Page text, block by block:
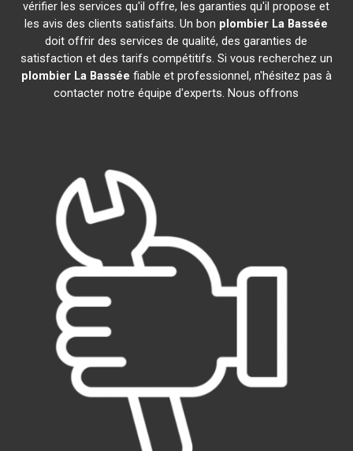
vérifier les services qu'il offre, les garanties qu'il propose et
les avis des clients satisfaits. Un bon plombier La Bassée
doit offrir des services de qualité, des garanties de
satisfaction et des tarifs compétitifs. Si vous recherchez un
plombier La Bassée fiable et professionnel, n'hésitez pas à
contacter notre équipe d'experts. Nous offrons